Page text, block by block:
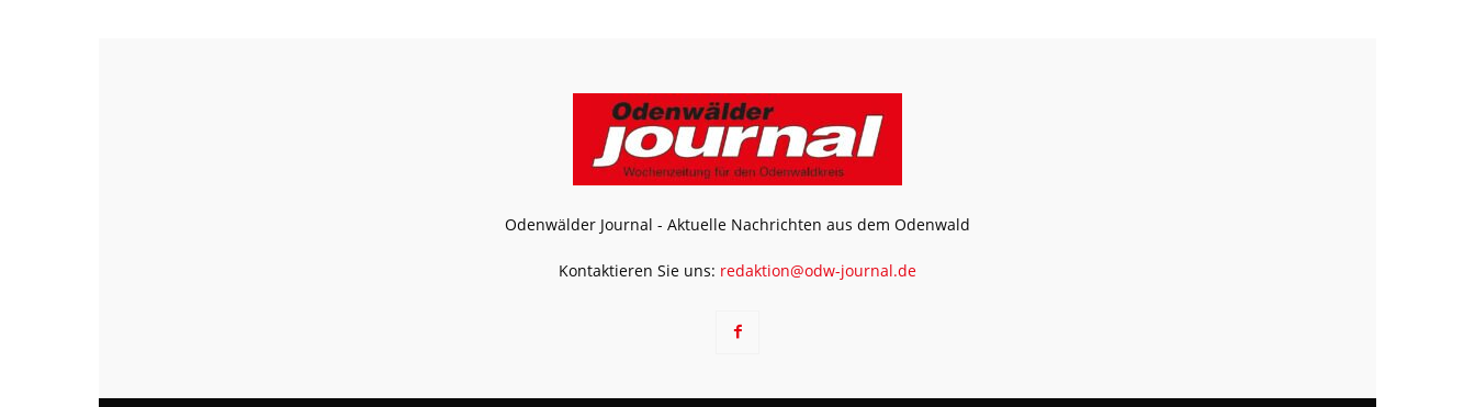
Odenwälder Journal - Aktuelle Nachrichten aus dem Odenwald
Kontaktieren Sie uns: redaktion@odw-journal.de